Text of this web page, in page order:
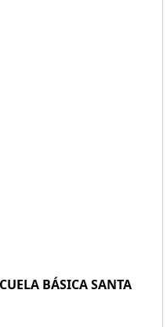
BÁSICA SANTA